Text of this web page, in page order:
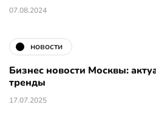
07.08.2024
новости
Бизнес новости Москвы:
тренды
17.07.2025